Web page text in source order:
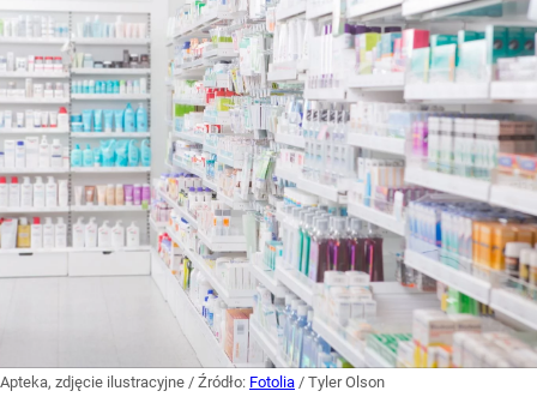
Apteka, zdjęcie ilustracyjne / Źródło: Fotolia / Tyler Olson